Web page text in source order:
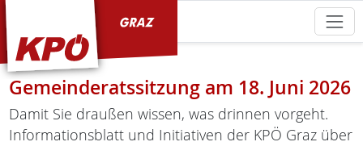
Gemeinderatssitzung am 18. Juni 2026
Damit Sie draußen wissen, was drinnen vorgeht.
Informationsblatt und Initiativen der KPÖ Graz über